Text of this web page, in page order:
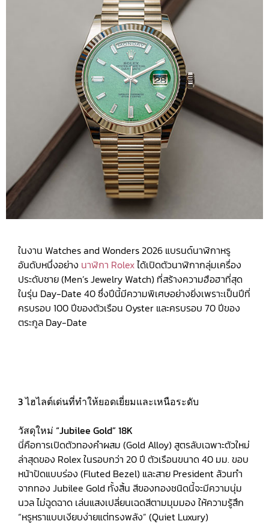
ในงาน Watches and Wonders 2026 แบรนด์นาฬิกาหรู
อันดับหนึ่งอย่าง นาฬิกา Rolexได้เปิดตัวนาฬิกากลุ่มเครื่อง
ประดับชาย (Men’s Jewelry Watch) ที่สร้างความฮือฮาที่สุด
ในรุ่น Day-Date 40 ซึ่งปีนี้มีความพิเศษอย่างยิ่งเพราะเป็นปีที่
ครบรอบ 100 ปีของตัวเรือน Oyster และครบรอบ 70 ปีของ
ตระกูล Day-Date
3 ไฮไลต์เด่นที่ทำให้ยอดเยี่ยมและเหนือระดับ
วัสดุใหม่ “Jubilee Gold” 18K
นี่คือการเปิดตัวทองคำผสม (Gold Alloy) สูตรลับเฉพาะตัวใหม่
ล่าสุดของ Rolex ในรอบกว่า 20 ปี ตัวเรือนขนาด 40 มม. ขอบ
หน้าปัดแบบร่อง (Fluted Bezel) และสาย President ล้วนทำ
จากทอง Jubilee Gold ทั้งสิ้น สีของทองชนิดนี้จะมีความนุ่ม
นวล ไม่ฉูดฉาด เล่นแสงเปลี่ยนเฉดสีตามมุมมอง ให้ความรู้สึก
“หรูหราแบบเงียบง่ายแต่ทรงพลัง” (Quiet Luxury)